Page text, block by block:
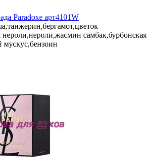
Paradoxe арт4101W
нероли,нероли,жасмин самбак,бурбонская
мускус,бензоин